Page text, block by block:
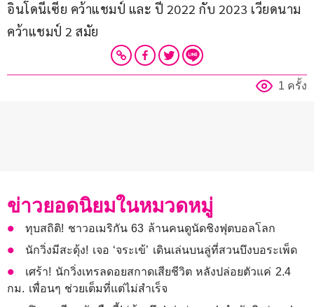
อินโดนีเซีย คว้าแชมป์ และ ปี 2022 กับ 2023 เวียดนาม
คว้าแชมป์ 2 สมัย
1 ครั้ง
ข่าวยอดนิยมในหมวดหมู่
ทุบสถิติ! ชาวอเมริกัน 63 ล้านคนดูนัดชิงฟุตบอลโลก
นักวิ่งมีสะดุ้ง! เจอ ‘จระเข้’ เดินเล่นบนลู่ที่สวนบึงบอระเพ็ด
เศร้า! นักวิ่งเทรลดอยสกาดเสียชีวิต หลังปล่อยตัวแค่ 2.4
กม. เพื่อนๆ ช่วยเต็มที่แต่ไม่สำเร็จ